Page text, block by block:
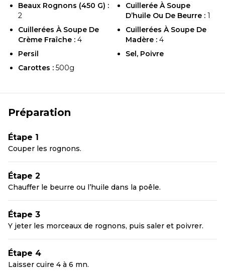
Beaux Rognons (450 G) :
2
Cuillerée À Soupe
D’huile Ou De Beurre : 1
Cuillerées À Soupe De
Crème Fraîche : 4
Cuillerées À Soupe De
Madère : 4
Persil
Sel, Poivre
Carottes : 500g
Préparation
Étape 1
Couper les rognons.
Étape 2
Chauffer le beurre ou l’huile dans la poêle.
Étape 3
Y jeter les morceaux de rognons, puis saler et poivrer.
Étape 4
Laisser cuire 4 à 6 mn.